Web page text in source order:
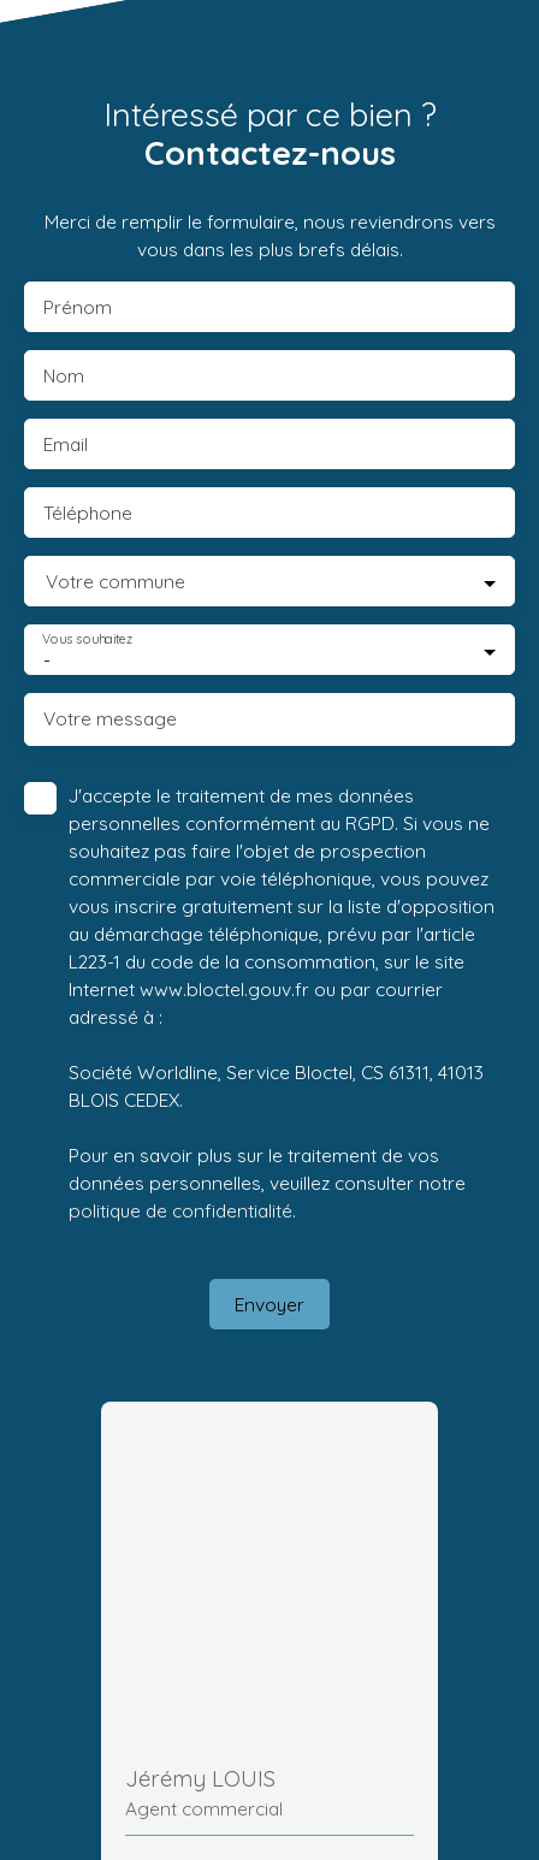
Intéressé par ce bien ?
Contactez-nous
Merci de remplir le formulaire, nous reviendrons vers
vous dans les plus brefs délais.
Prénom
Nom
Email
Téléphone
Votre commune
-
Vous souhaitez
Votre message
J'accepte le traitement de mes données
personnelles conformément au RGPD. Si vous ne
souhaitez pas faire l'objet de prospection
commerciale par voie téléphonique, vous pouvez
vous inscrire gratuitement sur la liste d'opposition
au démarchage téléphonique, prévu par l'article
L223-1 du code de la consommation, sur le site
Internet www.bloctel.gouv.fr ou par courrier
adressé à :
Société Worldline, Service Bloctel, CS 61311, 41013
BLOIS CEDEX.
Pour en savoir plus sur le traitement de vos
données personnelles, veuillez consulter notre
politique de confidentialité.
Envoyer
Jérémy LOUIS
Agent commercial